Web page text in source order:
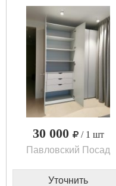
30 000
/ 1 шт
Павловский Посад
Уточнить